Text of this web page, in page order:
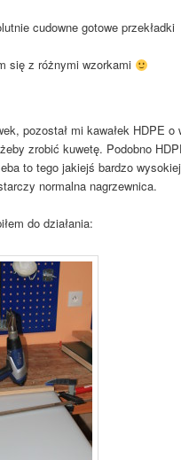
cudowne gotowe przekładki
się z różnymi wzorkami
pozostał mi kawałek HDPE o
zrobić kuwetę. Podobno
to tego jakiejś bardzo wysokiej
normalna nagrzewnica.
do działania: